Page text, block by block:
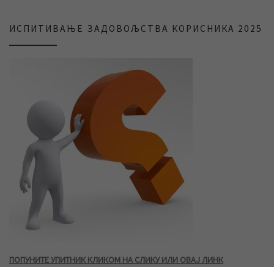
ИСПИТИВАЊЕ ЗАДОВОЉСТВА КОРИСНИКА 2025
ПОПУНИТЕ УПИТНИК КЛИКОМ НА СЛИКУ ИЛИ ОВАЈ ЛИНК